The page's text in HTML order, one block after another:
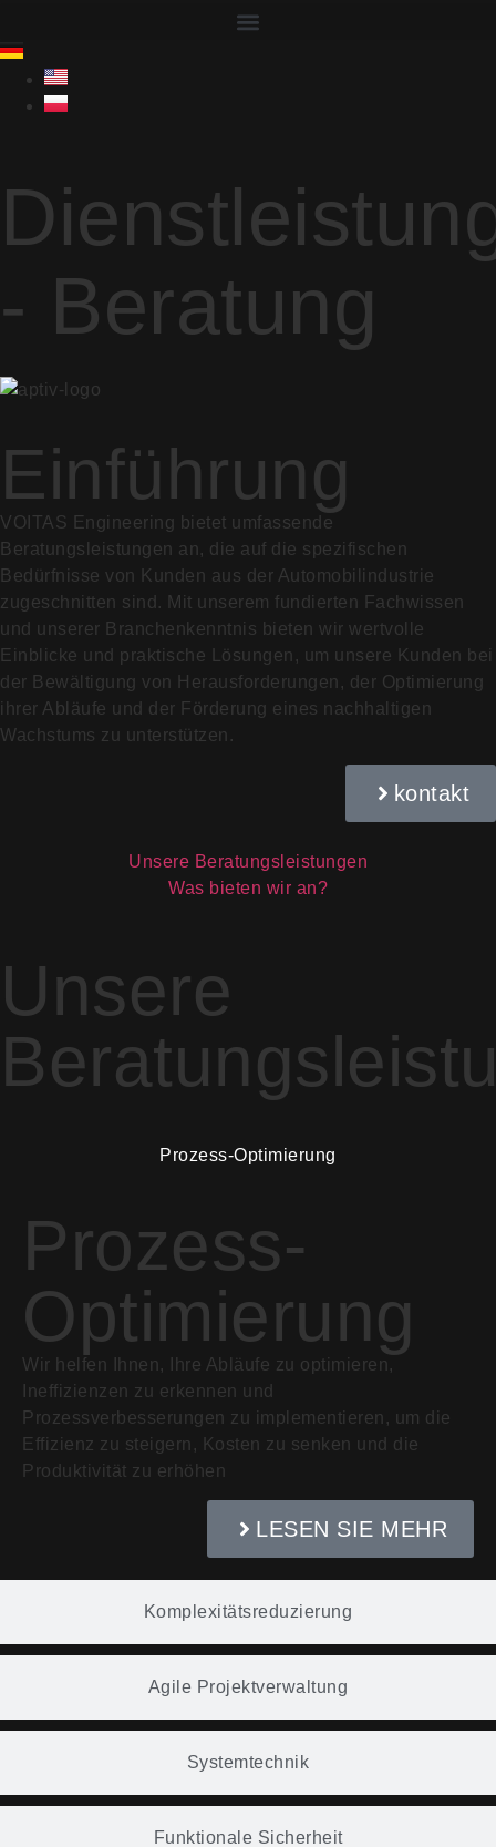
- Beratung
Einführung
VOITAS Engineering bietet umfassende
Beratungsleistungen an, die auf die spezifischen
Bedürfnisse von Kunden aus der Automobilindustrie
zugeschnitten sind. Mit unserem fundierten Fachwissen
und unserer Branchenkenntnis bieten wir wertvolle
Einblicke und praktische Lösungen, um unsere Kunden bei
der Bewältigung von Herausforderungen, der Optimierung
ihrer Abläufe und der Förderung eines nachhaltigen
Wachstums zu unterstützen.
kontakt
Unsere Beratungsleistungen
Was bieten wir an?
Unsere
Prozess-Optimierung
Komplexitätsreduzierung
Agile Projektverwaltung
Systemtechnik
Funktionale Sicherheit
Prozess-
Optimierung
Wir helfen Ihnen, Ihre Abläufe zu optimieren,
Ineffizienzen zu erkennen und
Prozessverbesserungen zu implementieren, um die
Effizienz zu steigern, Kosten zu senken und die
Produktivität zu erhöhen
LESEN SIE MEHR